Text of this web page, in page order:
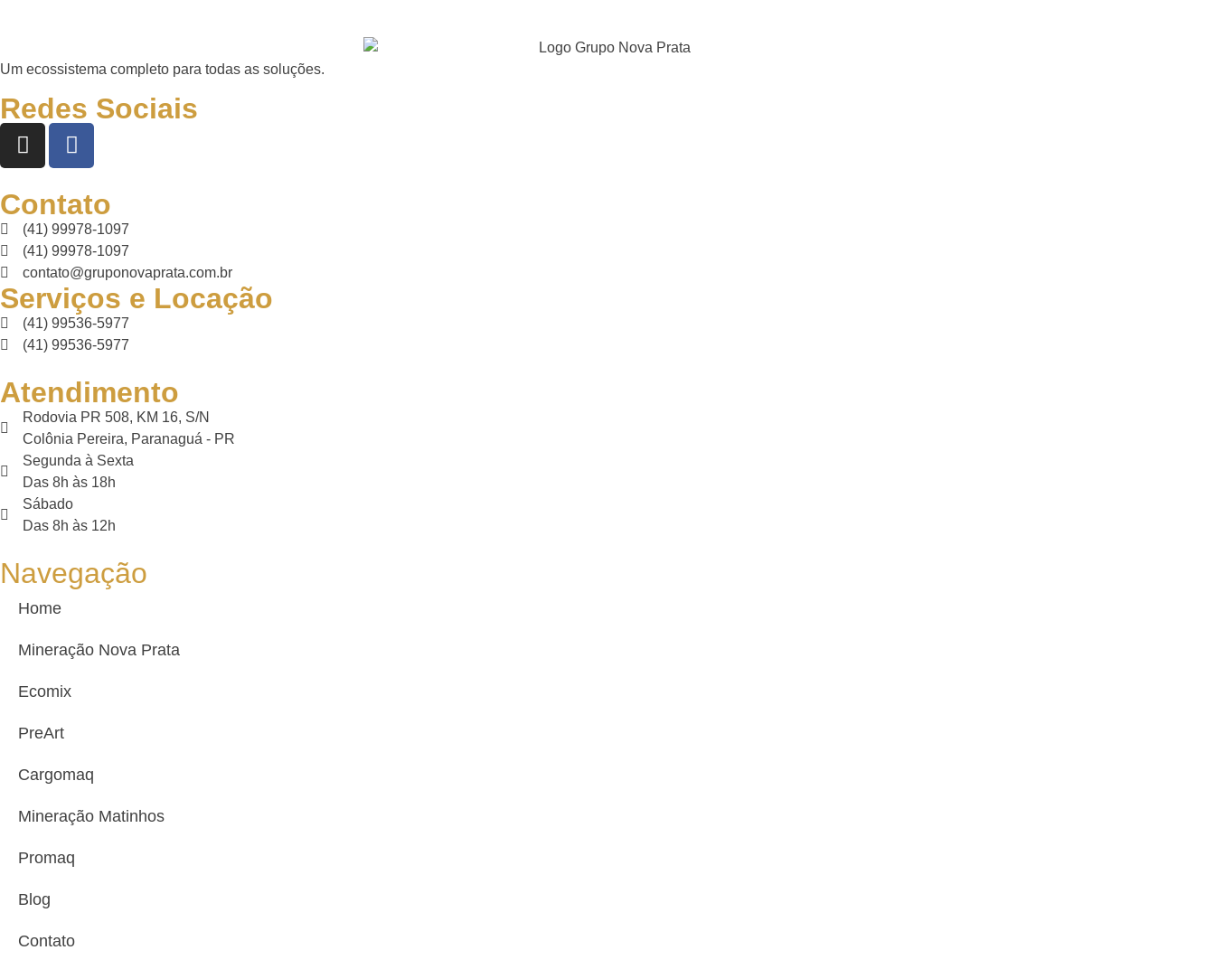
Um ecossistema completo para todas as soluções.
Redes Sociais
Contato
(41) 99978-1097
(41) 99978-1097
contato@gruponovaprata.com.br
Serviços e Locação
(41) 99536-5977
(41) 99536-5977
Atendimento
Rodovia PR 508, KM 16, S/N
Colônia Pereira, Paranaguá - PR
Segunda à Sexta
Das 8h às 18h
Sábado
Das 8h às 12h
Navegação
Home
Mineração Nova Prata
Ecomix
PreArt
Cargomaq
Mineração Matinhos
Promaq
Blog
Contato